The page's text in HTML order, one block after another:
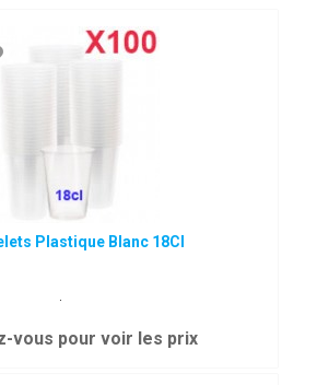
Plastique Blanc 18Cl
.
vous pour voir les prix